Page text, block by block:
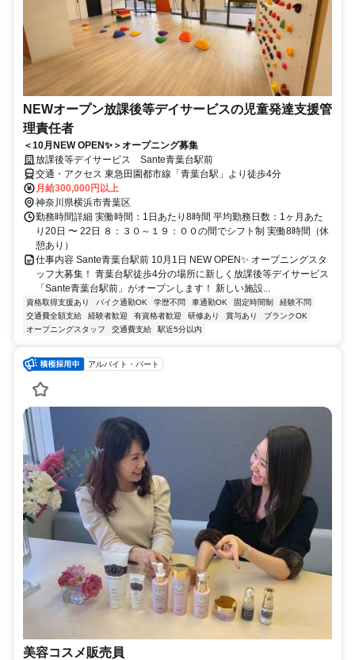
NEWオープン放課後等デイサービスの児童発達支援管
理責任者
＜10月NEW OPEN✨＞オープニング募集
放課後等デイサービス Sante青葉台駅前
交通・アクセス 東急田園都市線「青葉台駅」より徒歩4分
月給300,000円以上
神奈川県横浜市青葉区
勤務時間詳細 実働時間：1日あたり8時間 平均勤務日数：1ヶ月あた
り20日 〜 22日 ８：３０～１９：００の間でシフト制 実働8時間（休
憩あり）
仕事内容 Sante青葉台駅前 10月1日 NEW OPEN✨ オープニングスタ
ッフ大募集！ 青葉台駅徒歩4分の場所に新しく放課後等デイサービス
「Sante青葉台駅前」がオープンします！ 新しい施設...
資格取得支援あり バイク通勤OK 学歴不問 車通勤OK 固定時間制
経験不問
交通費全額支給
経験者歓迎 有資格者歓迎 研修あり 賞与あり
ブランクOK
オープニングスタッフ
交通費支給 駅近5分以内
アルバイト・パート
美容コスメ販売員